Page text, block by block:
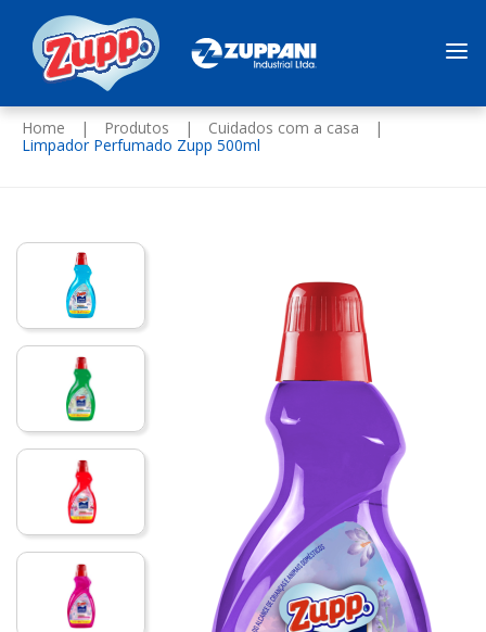
Home | Produtos | Cuidados com a casa
|
Limpador Perfumado Zupp 500ml